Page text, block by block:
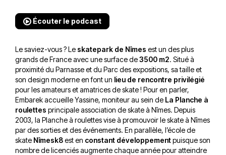
Écouter le podcast
Le saviez-vous ? Le skatepark de Nîmes est un des plus
grands de France avec une surface de3500 m2. Situé à
proximité du Parnasse et du Parc des expositions, sa taille et
son design moderne en font un lieu de rencontre privilégié
pour les amateurs et amatrices de skate ! Pour en parler,
Embarek accueille Yassine, moniteur au sein de La Planche à
roulettes principale association de skate à Nîmes. Depuis
2003, la Planche à roulettes vise à promouvoir le skate à Nîmes
par des sorties et des événements. En parallèle, l’école de
skate Nîmesk8est en constant développementpuisque son
nombre de licenciés augmente chaque année pour atteindre